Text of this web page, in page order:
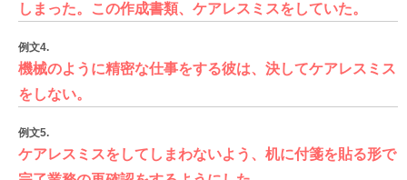
しまった。この作成書類、ケアレスミスをしていた。
例文4.
機械のように精密な仕事をする彼は、決してケアレスミス
をしない。
例文5.
ケアレスミスをしてしまわないよう、机に付箋を貼る形で